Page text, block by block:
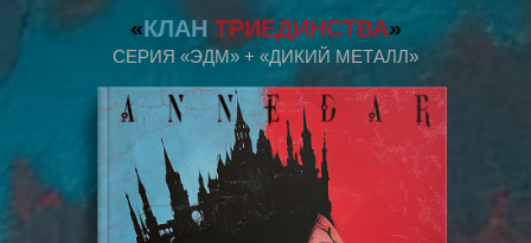
«КЛАН ТРИЕДИНСТВА»
СЕРИЯ «ЭДМ» + «ДИКИЙ МЕТАЛЛ»